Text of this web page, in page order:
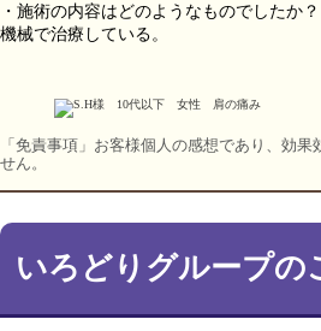
・施術の内容はどのようなものでしたか？
機械で治療している。
「免責事項」お客様個人の感想であり、効
せん。
いろどりグループの